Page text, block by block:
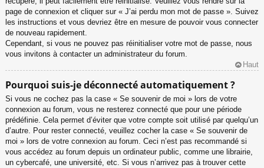
page de connexion et cliquer sur « J’ai perdu mon mot de passe ». Suivez
les instructions et vous devriez être en mesure de pouvoir vous connecter
de nouveau rapidement.
Cependant, si vous ne pouvez pas réinitialiser votre mot de passe, nous
vous invitons à contacter un administrateur du forum.
Haut
Pourquoi suis-je déconnecté automatiquement ?
Si vous ne cochez pas la case « Se souvenir de moi » lors de votre
connexion au forum, vous ne resterez connecté que pour une période
prédéfinie. Cela permet d’éviter que votre compte soit utilisé par quelqu’un
d’autre. Pour rester connecté, veuillez cocher la case « Se souvenir de
moi » lors de votre connexion au forum. Ceci n’est pas recommandé si
vous accédez au forum depuis un ordinateur public, comme une librairie,
un cybercafé, une université, etc. Si vous n’arrivez pas à trouver cette